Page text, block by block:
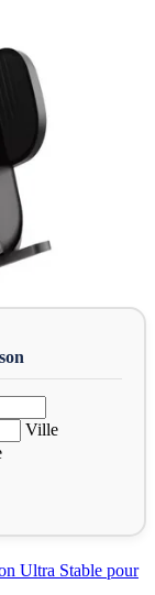
Ville
Ultra Stable pour